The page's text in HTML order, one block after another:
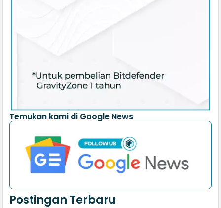
Temukan kami di Google News
Postingan Terbaru